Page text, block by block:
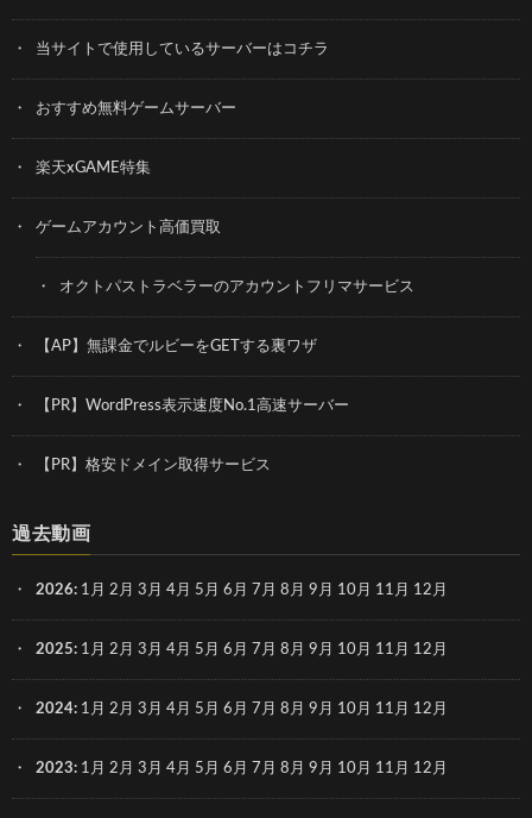
当サイトで使用しているサーバーはコチラ
おすすめ無料ゲームサーバー
楽天xGAME特集
ゲームアカウント高価買取
オクトパストラベラーのアカウントフリマサービス
【AP】無課金でルビーをGETする裏ワザ
【PR】WordPress表示速度No.1高速サーバー
【PR】格安ドメイン取得サービス
過去動画
2026: 1月 2月 3月 4月 5月 6月 7月 8月 9月 10月 11月 12月
2025: 1月 2月 3月 4月 5月 6月 7月 8月 9月 10月 11月 12月
2024: 1月 2月 3月 4月 5月 6月 7月 8月 9月 10月 11月 12月
2023: 1月 2月 3月 4月 5月 6月 7月 8月 9月 10月 11月 12月